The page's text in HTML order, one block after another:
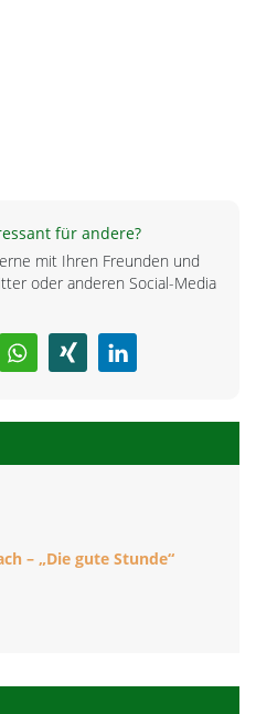
für andere?
mit Ihren Freunden und
oder anderen Social-Media
– „Die gute Stunde“